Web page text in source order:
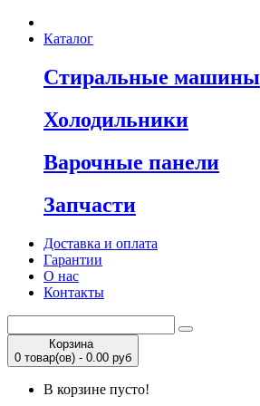
Каталог
Стиральные машины
Холодильники
Варочные панели
Запчасти
Доставка и оплата
Гарантии
О нас
Контакты
Корзина
0 товар(ов) - 0.00 руб
В корзине пусто!